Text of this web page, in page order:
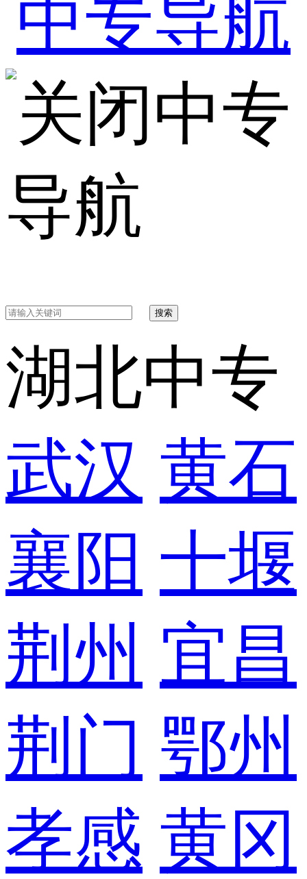
中专
导航
搜索
湖北中专
武汉 黄石
襄阳 十堰
荆州 宜昌
荆门 鄂州
孝感 黄冈